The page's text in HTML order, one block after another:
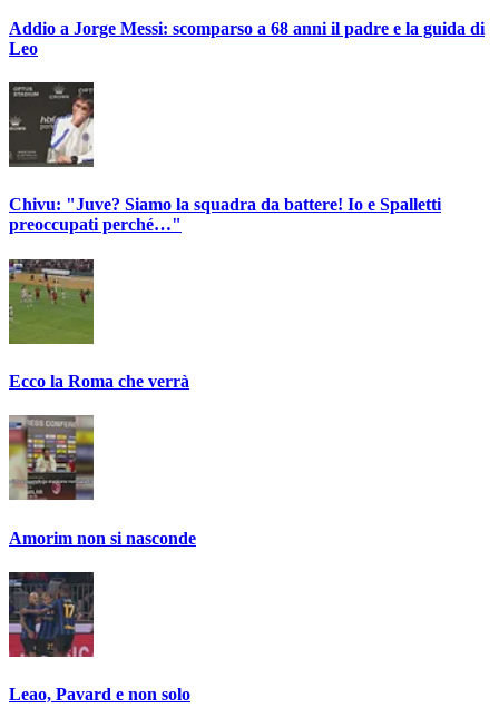
Addio a Jorge Messi: scomparso a 68 anni il padre e la guida di
Leo
Chivu: "Juve? Siamo la squadra da battere! Io e Spalletti
preoccupati perché…"
Ecco la Roma che verrà
Amorim non si nasconde
Leao, Pavard e non solo